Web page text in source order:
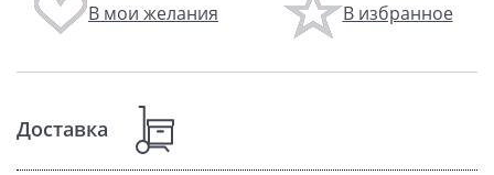
В мои желания В избранное
Доставка